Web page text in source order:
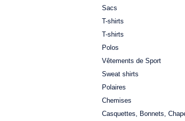
Sacs
T-shirts
T-shirts
Polos
Vêtements de Sport
Sweat shirts
Polaires
Chemises
Casquettes, Bonnets,